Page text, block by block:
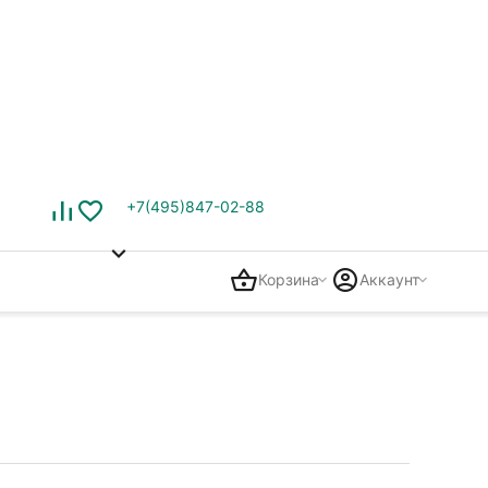
+7(495)847-02-88
Корзина Аккаунт